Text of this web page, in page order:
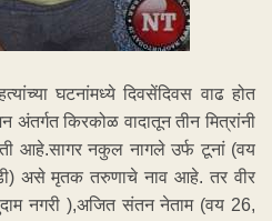
घटनांमध्ये दिवसेंदिवस वाढ होत
किरकोळ वादातून तीन मित्रांनी
आहे.सागर नकुल नागले उर्फ टूनां (वय
असे मृतक तरुणाचे नाव आहे. तर वीर
नगरी ),अजित संतन नेताम (वय 26,